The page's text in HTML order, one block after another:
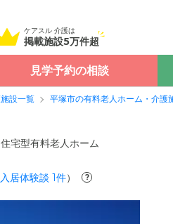
ケアスル 介護は
掲載施設5万件超
見学予約の相談
設一覧 平塚市の有料老人ホーム・介護
住宅型有料老人ホーム
居体験談 1件） ?